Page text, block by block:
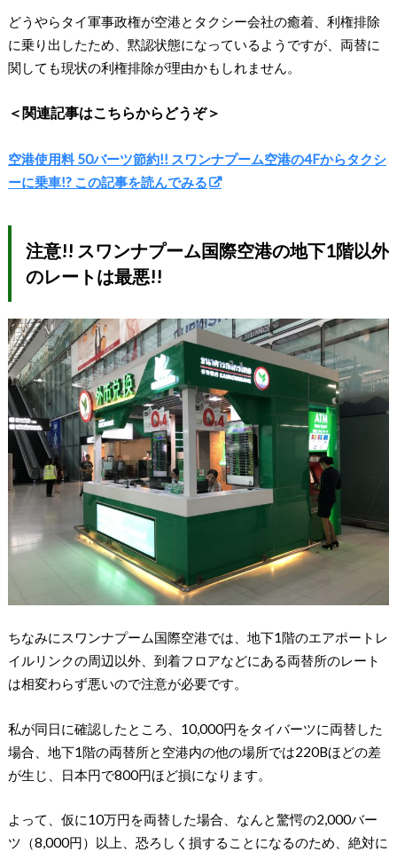
どうやらタイ軍事政権が空港とタクシー会社の癒着、利権排除
に乗り出したため、黙認状態になっているようですが、両替に
関しても現状の利権排除が理由かもしれません。
＜関連記事はこちらからどうぞ＞
空港使用料 50バーツ節約!! スワンナプーム空港の4Fからタクシ
ーに乗車!? この記事を読んでみる
注意!! スワンナプーム国際空港の地下1階以外
のレートは最悪!!
ちなみにスワンナプーム国際空港では、地下1階のエアポートレ
イルリンクの周辺以外、到着フロアなどにある両替所のレート
は相変わらず悪いので注意が必要です。
私が同日に確認したところ、10,000円をタイバーツに両替した
場合、地下1階の両替所と空港内の他の場所では220Bほどの差
が生じ、日本円で800円ほど損になります。
よって、仮に10万円を両替した場合、なんと驚愕の2,000バー
ツ（8,000円）以上、恐ろしく損することになるのため、絶対に